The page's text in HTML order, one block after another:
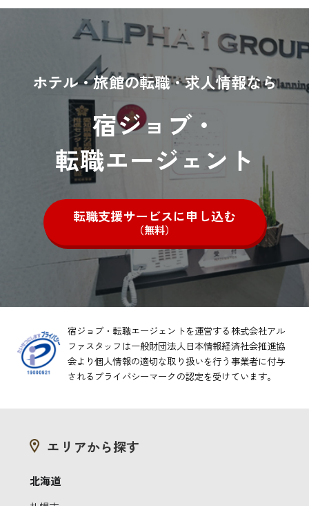
ホテル・旅館の転職・求人情報なら
宿ジョブ・
転職エージェント
転職支援サービスに申し込む
（無料）
宿ジョブ・転職エージェントを運営する株式会社アル
ファスタッフは一般財団法人日本情報経済社会推進協
会より個人情報の適切な取り扱いを行う事業者に付与
されるプライバシーマークの認定を受けています。
エリアから探す
北海道